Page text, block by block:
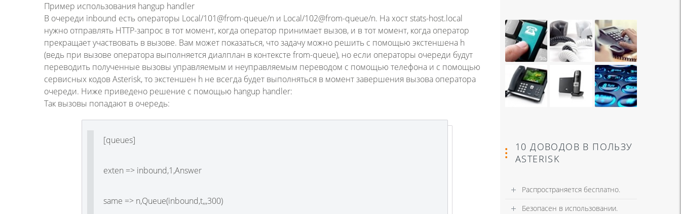
Пример использования hangup handler
В очереди inbound есть операторы Local/101@from-queue/n и Local/102@from-queue/n. На хост stats-host.local
нужно отправлять HTTP-запрос в тот момент, когда оператор принимает вызов, и в тот момент, когда оператор
прекращает участвовать в вызове. Вам может показаться, что задачу можно решить с помощью экстеншена h
(ведь при вызове оператора выполняется диалплан в контексте from-queue), но если операторы очереди будут
переводить полученные вызовы управляемым и неуправляемым переводом с помощью телефона и с помощью
сервисных кодов Asterisk, то экстеншен h не всегда будет выполняться в момент завершения вызова оператора
очереди. Ниже приведено решение с помощью hangup handler:
Так вызовы попадают в очередь:
[queues]
exten => inbound,1,Answer
same => n,Queue(inbound,t,,,300)
10 ДОВОДОВ В ПОЛЬЗУ
ASTERISK
Распространяется бесплатно.
Безопасен в использовании.